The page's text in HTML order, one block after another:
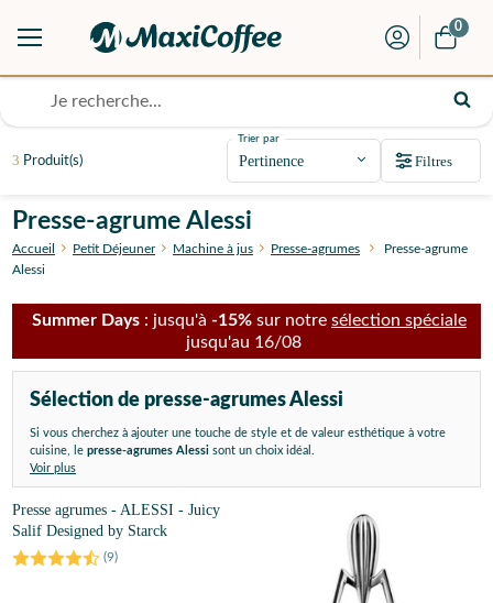
0
Presse-agrume Alessi
Accueil Petit Déjeuner Machine à jus Presse-agrumes
Presse-agrume
Alessi
Summer Days : jusqu'à -15% sur notre sélection spéciale
jusqu'au 16/08
Sélection de presse-agrumes Alessi
Si vous cherchez à ajouter une touche de style et de valeur esthétique à votre
cuisine, le presse-agrumes Alessi sont un choix idéal.
Voir plus
3 Produit(s)
Trier par
Filtres
Presse agrumes - ALESSI - Juicy
Salif Designed by Starck
(9)